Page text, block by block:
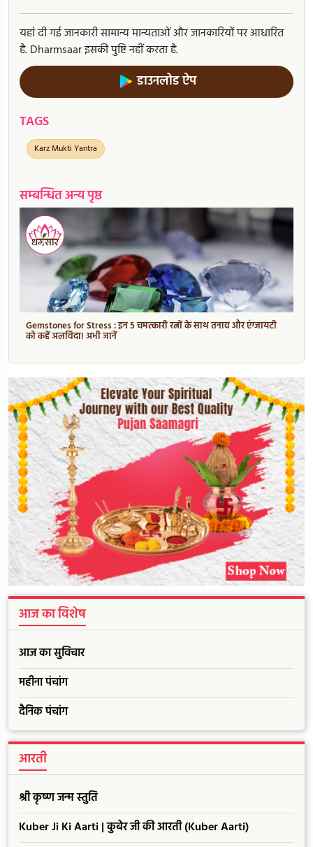
आज का विशेष
आज का सुविचार
महीना पंचांग
दैनिक पंचांग
आरती
श्री कृष्ण जन्म स्तुति
Kuber Ji Ki Aarti | कुबेर जी की आरती (Kuber Aarti)
यहां दी गई जानकारी सामान्य मान्यताओं और जानकारियों पर आधारित
है. Dharmsaar इसकी पुष्टि नहीं करता है.
डाउनलोड ऐप
TAGS
Karz Mukti Yantra
सम्बन्धित अन्य पृष्ठ
Gemstones for Stress : इन 5 चमत्कारी रत्नों के साथ तनाव और एंग्जायटी
को कहें अलविदा! अभी जानें